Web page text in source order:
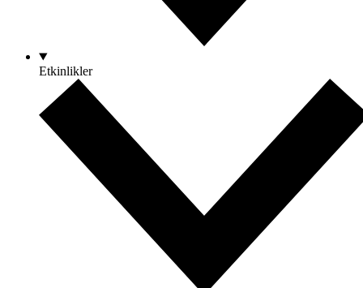
Etkinlikler